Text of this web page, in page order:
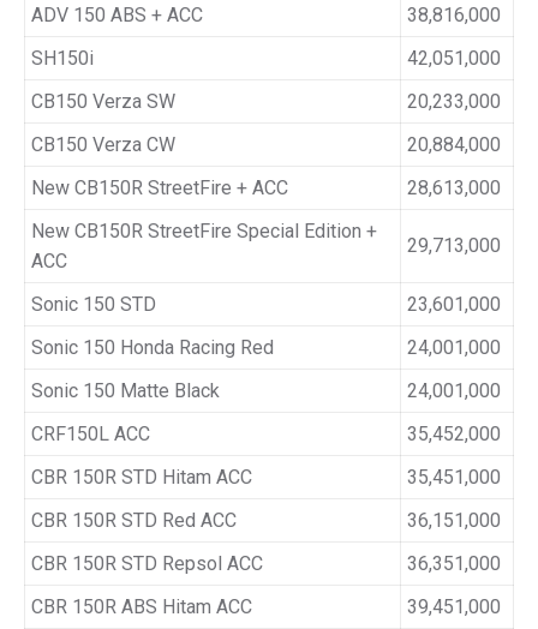
ADV 150 ABS + ACC
38,816,000
SH150i
42,051,000
CB150 Verza SW
20,233,000
CB150 Verza CW
20,884,000
New CB150R StreetFire + ACC
28,613,000
New CB150R StreetFire Special Edition +
ACC
29,713,000
Sonic 150 STD
23,601,000
Sonic 150 Honda Racing Red
24,001,000
Sonic 150 Matte Black
24,001,000
CRF150L ACC
35,452,000
CBR 150R STD Hitam ACC
35,451,000
CBR 150R STD Red ACC
36,151,000
CBR 150R STD Repsol ACC
36,351,000
CBR 150R ABS Hitam ACC
39,451,000